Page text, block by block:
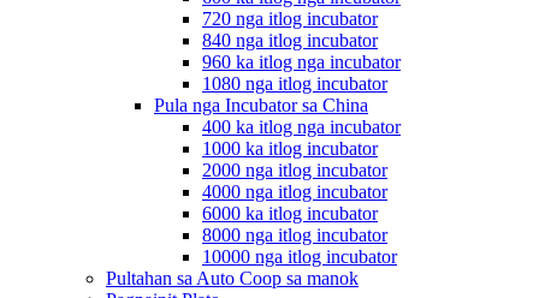
720 nga itlog incubator
840 nga itlog incubator
960 ka itlog nga incubator
1080 nga itlog incubator
Pula nga Incubator sa China
400 ka itlog nga incubator
1000 ka itlog incubator
2000 nga itlog incubator
4000 nga itlog incubator
6000 ka itlog incubator
8000 nga itlog incubator
10000 nga itlog incubator
Pultahan sa Auto Coop sa manok